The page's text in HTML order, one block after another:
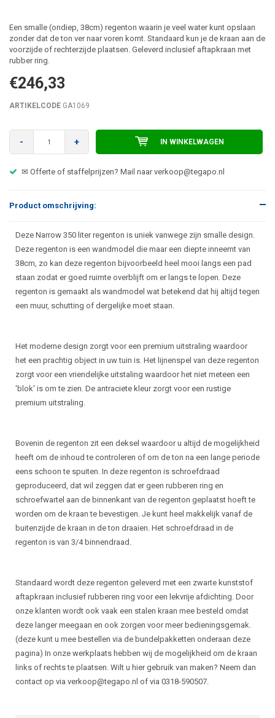
Een smalle (ondiep, 38cm) regenton waarin je veel water kunt opslaan
zonder dat de ton ver naar voren komt. Standaard kun je de kraan aan de
voorzijde of rechterzijde plaatsen. Geleverd inclusief aftapkraan met
rubber ring.
€246,33
ARTIKELCODE GA1069
- + IN WINKELWAGEN
☎ Advies nodig over het juiste product? Bel direct 0318 - 590507
Product omschrijving:
Deze Narrow 350 liter regenton is uniek vanwege zijn smalle design.
Deze regenton is een wandmodel die maar een diepte inneemt van
38cm, zo kan deze regenton bijvoorbeeld heel mooi langs een pad
staan zodat er goed ruimte overblijft om er langs te lopen. Deze
regenton is gemaakt als wandmodel wat betekend dat hij altijd tegen
een muur, schutting of dergelijke moet staan.
Het moderne design zorgt voor een premium uitstraling waardoor
het een prachtig object in uw tuin is. Het lijnenspel van deze regenton
zorgt voor een vriendelijke uitstaling waardoor het niet meteen een
'blok' is om te zien. De antraciete kleur zorgt voor een rustige
premium uitstraling.
Bovenin de regenton zit een deksel waardoor u altijd de mogelijkheid
heeft om de inhoud te controleren of om de ton na een lange periode
eens schoon te spuiten. In deze regenton is schroefdraad
geproduceerd, dat wil zeggen dat er geen rubberen ring en
schroefwartel aan de binnenkant van de regenton geplaatst hoeft te
worden om de kraan te bevestigen. Je kunt heel makkelijk vanaf de
buitenzijde de kraan in de ton draaien. Het schroefdraad in de
regenton is van 3/4 binnendraad.
Standaard wordt deze regenton geleverd met een zwarte kunststof
aftapkraan inclusief rubberen ring voor een lekvrije afdichting. Door
onze klanten wordt ook vaak een stalen kraan mee besteld omdat
deze langer meegaan en ook zorgen voor meer bedieningsgemak.
(deze kunt u mee bestellen via de bundelpakketten onderaan deze
pagina) In onze werkplaats hebben wij de mogelijkheid om de kraan
links of rechts te plaatsen. Wilt u hier gebruik van maken? Neem dan
contact op via verkoop@tegapo.nl of via 0318-590507.